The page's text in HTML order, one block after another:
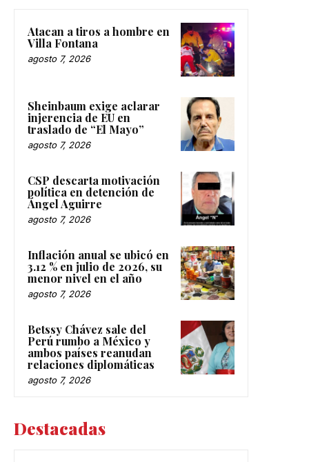
Atacan a tiros a hombre en
Villa Fontana
agosto 7, 2026
Sheinbaum exige aclarar
injerencia de EU en
traslado de “El Mayo”
agosto 7, 2026
CSP descarta motivación
política en detención de
Ángel Aguirre
agosto 7, 2026
Inflación anual se ubicó en
3.12 % en julio de 2026, su
menor nivel en el año
agosto 7, 2026
Betssy Chávez sale del
Perú rumbo a México y
ambos países reanudan
relaciones diplomáticas
agosto 7, 2026
Destacadas